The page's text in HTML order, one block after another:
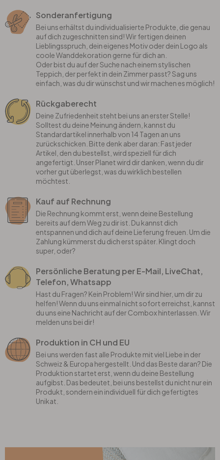
Sonderanfertigung
Bei uns erhältst du individualisierte Produkte, die genau
auf dich zugeschnitten sind! Wir fertigen deinen
Lieblingsspruch, dein eigenes Motiv oder dein Logo als
coole Wanddekoration gerne für dich an.
Oder bist du auf der Suche nach einem stylischen
Teppich, der perfekt in dein Zimmer passt? Sag uns
einfach, was du dir wünschst und wir machen es möglich!
Rückgaberecht
Deine Zufriedenheit steht bei uns an erster Stelle!
Solltest du deine Meinung ändern, kannst du
Standardartikel innerhalb von 14 Tagen an uns
zurückschicken. Bitte denk aber daran: Fast jeder
Artikel, den du bestellst, wird speziell für dich
angefertigt. Unser Planet wird dir danken, wenn du dir
vorher gut überlegst, was du wirklich bestellen
möchtest.
Kauf auf Rechnung
Die Rechnung kommt erst, wenn deine Bestellung
bereits auf dem Weg zu dir ist. Du kannst dich
entspannen und dich auf deine Lieferung freuen. Um die
Zahlung kümmerst du dich erst später. Klingt doch
super, oder?
Persönliche Beratung per E-Mail, LiveChat,
Telefon, Whatsapp
Hast du Fragen? Kein Problem! Wir sind hier, um dir zu
helfen! Wenn du uns einmal nicht sofort erreichst, kannst
du uns eine Nachricht auf der Combox hinterlassen. Wir
melden uns bei dir!
Produktion in CH und EU
Bei uns werden fast alle Produkte mit viel Liebe in der
Schweiz & Europa hergestellt. Und das Beste daran? Die
Produktion startet erst, wenn du deine Bestellung
aufgibst. Das bedeutet, bei uns bestellst du nicht nur ein
Produkt, sondern ein individuell für dich gefertigtes
Unikat.